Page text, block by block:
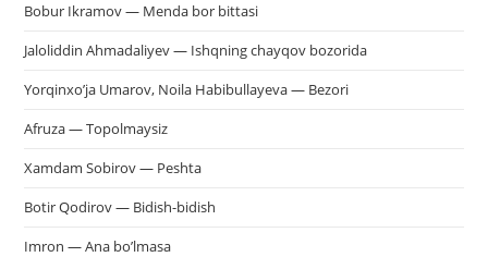
Bobur Ikramov — Menda bor bittasi
Jaloliddin Ahmadaliyev — Ishqning chayqov bozorida
Yorqinxo’ja Umarov, Noila Habibullayeva — Bezori
Afruza — Topolmaysiz
Xamdam Sobirov — Peshta
Botir Qodirov — Bidish-bidish
Imron — Ana bo’lmasa